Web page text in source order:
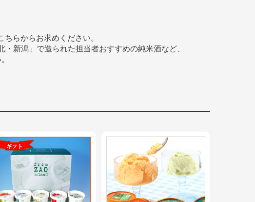
らからお求めください。
新潟」で造られた担当者おすすめの純米酒など、